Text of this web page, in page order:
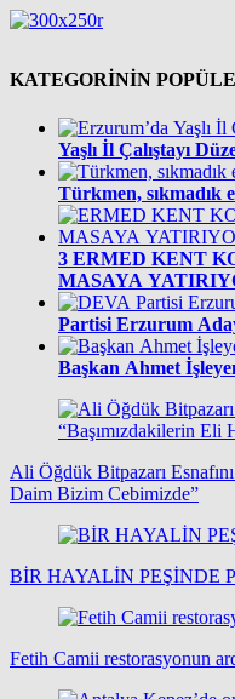
KATEGORİNİN
Yaşlı İl Çalıştayı
Türkmen, sıkmadık
3 ERMED KENT
MASAYA
Partisi Erzurum
Başkan Ahmet
Ali Öğdük Bitpazarı
Daim Bizim Cebimizde”
BİR HAYALİN PEŞİNDE
Fetih Camii restorasyonun